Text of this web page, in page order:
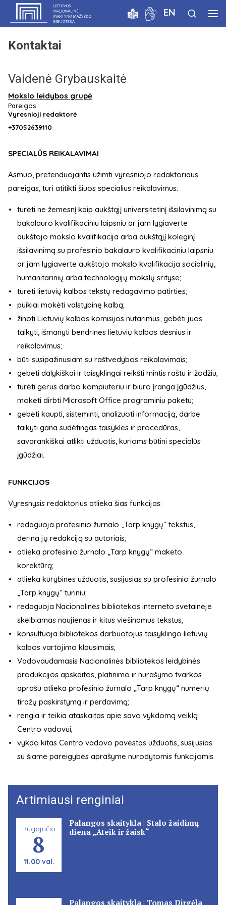
EN
Kontaktai
Vaidenė Grybauskaitė
Mokslo leidybos grupė
Pareigos
Vyresnioji redaktorė
+37052639110
SPECIALŪS REIKALAVIMAI
Asmuo, pretenduojantis užimti vyresniojo redaktoriaus
pareigas, turi atitikti šiuos specialius reikalavimus:
turėti ne žemesnį kaip aukštąjį universitetinį išsilavinimą su
bakalauro kvalifikaciniu laipsniu ar jam lygiaverte
aukštojo mokslo kvalifikacija arba aukštąjį koleginį
išsilavinimą su profesinio bakalauro kvalifikaciniu laipsniu
ar jam lygiaverte aukštojo mokslo kvalifikacija socialinių,
humanitarinių arba technologijų mokslų srityse;
turėti lietuvių kalbos tekstų redagavimo patirties;
puikiai mokėti valstybinę kalbą;
žinoti Lietuvių kalbos komisijos nutarimus, gebėti juos
taikyti, išmanyti bendrinės lietuvių kalbos dėsnius ir
reikalavimus;
būti susipažinusiam su raštvedybos reikalavimais;
gebėti dalykiškai ir taisyklingai reikšti mintis raštu ir žodžiu;
turėti gerus darbo kompiuteriu ir biuro įranga įgūdžius,
mokėti dirbti Microsoft Office programiniu paketu;
gebėti kaupti, sisteminti, analizuoti informaciją, darbe
taikyti gana sudėtingas taisykles ir procedūras,
savarankiškai atlikti užduotis, kurioms būtini specialūs
įgūdžiai.
FUNKCIJOS
Vyresnysis redaktorius atlieka šias funkcijas:
redaguoja profesinio žurnalo „Tarp knygų“ tekstus,
derina jų redakciją su autoriais;
atlieka profesinio žurnalo „Tarp knygų“ maketo
korektūrą;
atlieka kūrybines užduotis, susijusias su profesinio žurnalo
„Tarp knygų“ turiniu;
redaguoja Nacionalinės bibliotekos interneto svetainėje
skelbiamas naujienas ir kitus viešinamus tekstus;
konsultuoja bibliotekos darbuotojus taisyklingo lietuvių
kalbos vartojimo klausimais;
Vadovaudamasis Nacionalinės bibliotekos leidybinės
produkcijos apskaitos, platinimo ir nurašymo tvarkos
aprašu atlieka profesinio žurnalo „Tarp knygų“ numerių
tiražų paskirstymą ir perdavimą;
rengia ir teikia ataskaitas apie savo vykdomą veiklą
Centro vadovui;
vykdo kitas Centro vadovo pavestas užduotis, susijusias
su šiame pareigybės aprašyme nurodytomis funkcijomis.
Artimiausi renginiai
Rugpjūčio
8
11.00 val.
Palangos skaitykla | Stalo žaidimų
diena „Ateik ir žaisk“
Palangos skaitykla | Tomas Dirgėla